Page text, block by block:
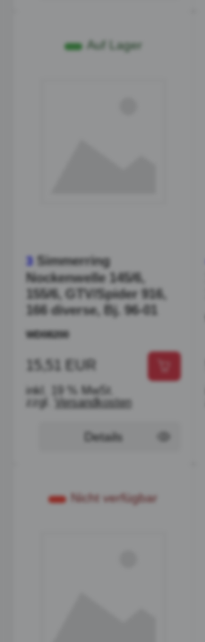
Auf Lager
3 Simmerring
Nockenwelle 145/6,
155/6, GTV/Spider 916,
166 diverse, Bj. 96-01
WD08200
15,51 EUR
inkl. 19 % MwSt.
zzgl.
Versandkosten
Details
Nicht verfügbar